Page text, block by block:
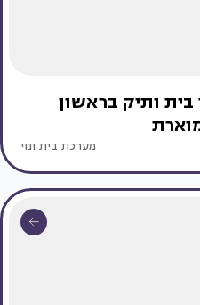
ותיק בראשון
מערכת בית ונוי